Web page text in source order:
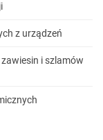
z urządzeń
i szlamów